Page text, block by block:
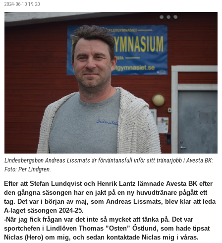
TABELL OCH RESULTAT
2024-06-10 19:20
Lindesbergsbon Andreas Lissmats är förväntansfull inför sitt tränarjobb i Avesta BK:
Foto: Per Lindgren.
Efter att Stefan Lundqvist och Henrik Lantz lämnade Avesta BK efter
den gångna säsongen har en jakt på en ny huvudtränare pågått ett
tag. Det var i början av maj, som Andreas Lissmats, blev klar att leda
A-laget säsongen 2024-25.
-När jag fick frågan var det inte så mycket att tänka på. Det var
sportchefen i Lindlöven Thomas ”Osten” Östlund, som hade tipsat
Niclas (Hero) om mig, och sedan kontaktade Niclas mig i våras.